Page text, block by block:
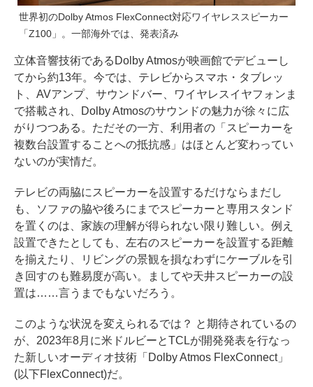
世界初のDolby Atmos FlexConnect対応ワイヤレススピーカー
「Z100」。一部海外では、発表済み
立体音響技術であるDolby Atmosが映画館でデビューし
てから約13年。今では、テレビからスマホ・タブレッ
ト、AVアンプ、サウンドバー、ワイヤレスイヤフォンま
で搭載され、Dolby Atmosのサウンドの魅力が徐々に広
がりつつある。ただその一方、利用者の「スピーカーを
複数台設置することへの抵抗感」はほとんど変わってい
ないのが実情だ。
テレビの両脇にスピーカーを設置するだけならまだし
も、ソファの脇や後ろにまでスピーカーと専用スタンド
を置くのは、家族の理解が得られない限り難しい。例え
設置できたとしても、左右のスピーカーを設置する距離
を揃えたり、リビングの景観を損なわずにケーブルを引
き回すのも難易度が高い。ましてや天井スピーカーの設
置は……言うまでもないだろう。
このような状況を変えられるでは？ と期待されているの
が、2023年8月に米ドルビーとTCLが開発発表を行なっ
た新しいオーディオ技術「Dolby Atmos FlexConnect」
(以下FlexConnect)だ。